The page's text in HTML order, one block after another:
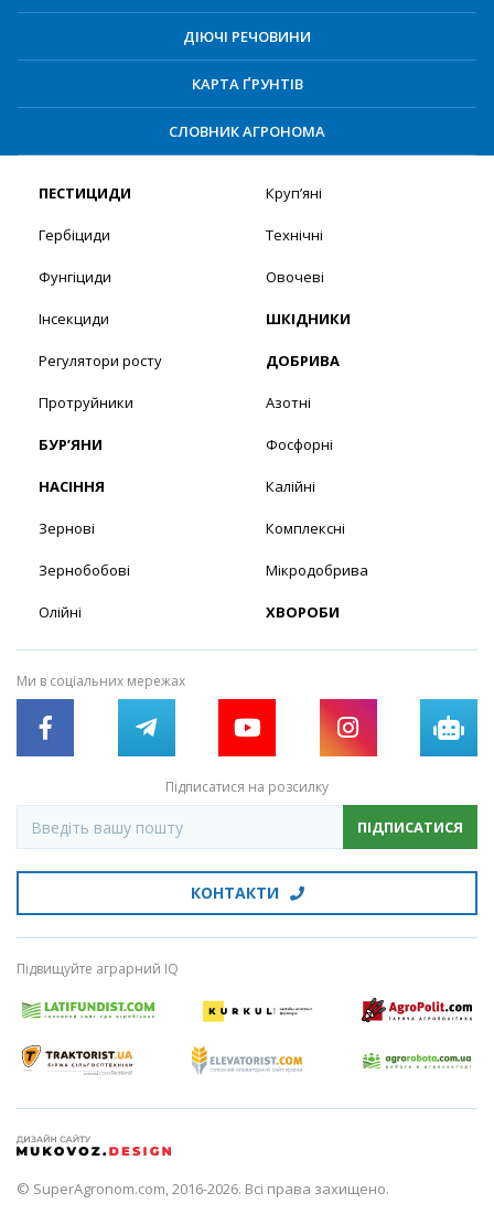
ДІЮЧІ РЕЧОВИНИ
КАРТА ҐРУНТІВ
СЛОВНИК АГРОНОМА
ПЕСТИЦИДИ
Гербіциди
Фунгіциди
Інсекциди
Регулятори росту
Протруйники
БУР’ЯНИ
НАСІННЯ
Зернові
Зернобобові
Олійні
Круп’яні
Технічні
Овочеві
ШКІДНИКИ
ДОБРИВА
Азотні
Фосфорні
Калійні
Комплексні
Мікродобрива
ХВОРОБИ
Ми в соціальних мережах
Підписатися на розсилку
ПІДПИСАТИСЯ
КОНТАКТИ
Підвищуйте аграрний IQ
© SuperAgronom.com, 2016-2026. Всі права захищено.